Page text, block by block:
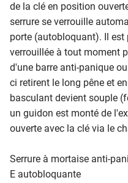
de la clé en position
serrure se verrouille
porte (autobloquant). Il
verrouillée à tout moment
d'une barre anti-panique
ci retirent le long pêne et
basculant devient souple
un guidon est monté de
ouverte avec la clé via le
Serrure à mortaise anti-
E autobloquante